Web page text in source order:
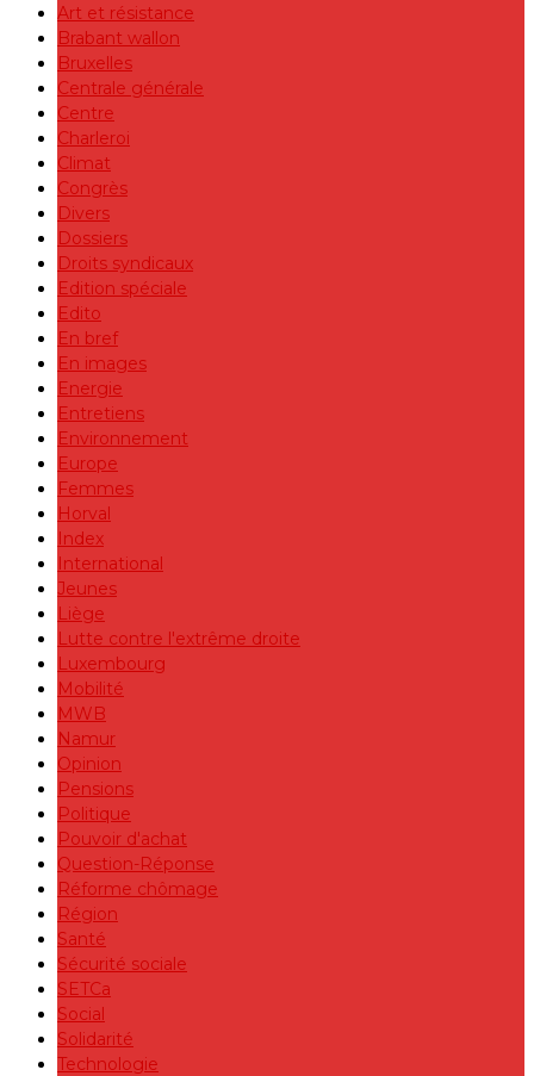
Art et résistance
Brabant wallon
Bruxelles
Centrale générale
Centre
Charleroi
Climat
Congrès
Divers
Dossiers
Droits syndicaux
Edition spéciale
Edito
En bref
En images
Energie
Entretiens
Environnement
Europe
Femmes
Horval
Index
International
Jeunes
Liège
Lutte contre l'extrême droite
Luxembourg
Mobilité
MWB
Namur
Opinion
Pensions
Politique
Pouvoir d'achat
Question-Réponse
Réforme chômage
Région
Santé
Sécurité sociale
SETCa
Social
Solidarité
Technologie